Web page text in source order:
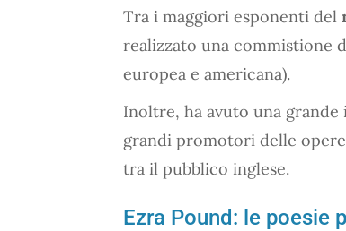
Tra i maggiori esponenti del
realizzato una commistione
europea e americana).
Inoltre, ha avuto una
grandi promotori delle
tra il pubblico inglese.
Ezra Pound: le poesie